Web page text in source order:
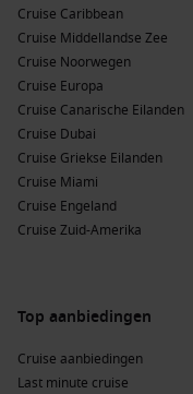
uitzicht op zee.
Is er veel
Je hebt keuze uit
wellness en gezellige
Cruise Caribbean
Cruise Middellandse Zee
Cruise Noorwegen
Cruise Europa
Cruise Canarische Eilanden
Cruise Dubai
Cruise Griekse Eilanden
Cruise Miami
Cruise Engeland
Cruise Zuid-Amerika
Top aanbiedingen
Cruise aanbiedingen
Last minute cruise